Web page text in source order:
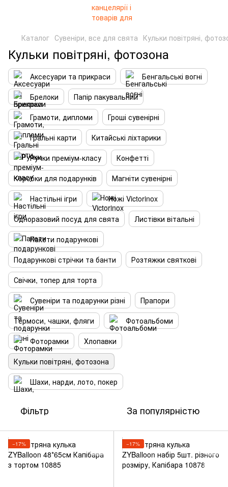
Каталог Сувеніри, все для свята Кульки повітряні,
Кульки повітряні, фотозона
Аксесуари та прикраси
Бенгальські вогні
Брелоки
Папір пакувальний
Грамоти, дипломи
Гроші сувенірні
Гральні карти
Китайські ліхтарики
Ручки преміум-класу
Конфетті
Коробки для подарунків
Магніти сувенірні
Настільні ігри
Ножі Victorinox
Одноразовий посуд для свята
Листівки вітальні
Пакети подарункові
Подарункові стрічки та банти
Розтяжки святкові
Свічки, топер для торта
Сувеніри та подарунки різні
Прапори
Термоси, чашки, фляги
Фотоальбоми
Фоторамки
Хлопавки
Кульки повітряні, фотозона
Шахи, нарди, лото, покер
Фільтр За популярністю
−17% −17%